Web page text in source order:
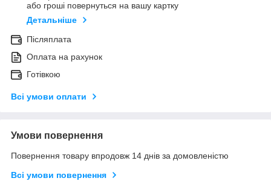
або гроші повернуться на вашу картку
Детальніше
Післяплата
Оплата на рахунок
Готівкою
Всі умови оплати
Умови повернення
Повернення товару впродовж 14 днів за домовленістю
Всі умови повернення